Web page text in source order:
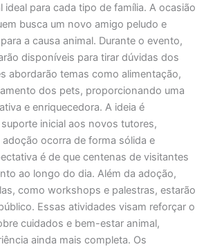
ideal para cada tipo de família. A ocasião
busca um novo amigo peludo e
a causa animal. Durante o evento,
disponíveis para tirar dúvidas dos
abordarão temas como alimentação,
dos pets, proporcionando uma
e enriquecedora. A ideia é
inicial aos novos tutores,
ocorra de forma sólida e
é de que centenas de visitantes
ao longo do dia. Além da adoção,
como workshops e palestras, estarão
Essas atividades visam reforçar o
cuidados e bem-estar animal,
ainda mais completa. Os